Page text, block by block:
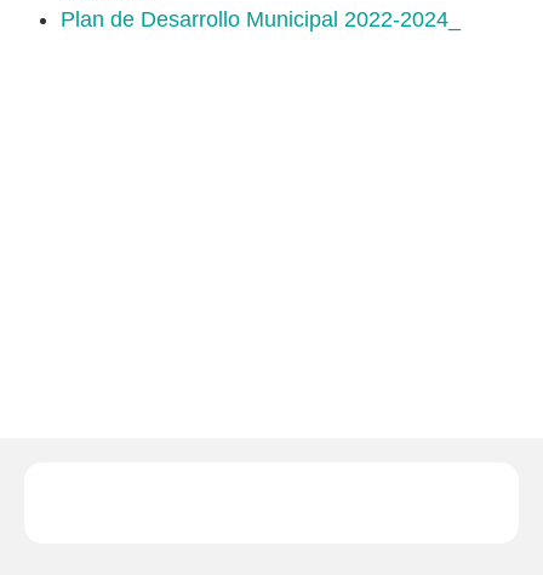
Plan de Desarrollo Municipal 2022-2024_